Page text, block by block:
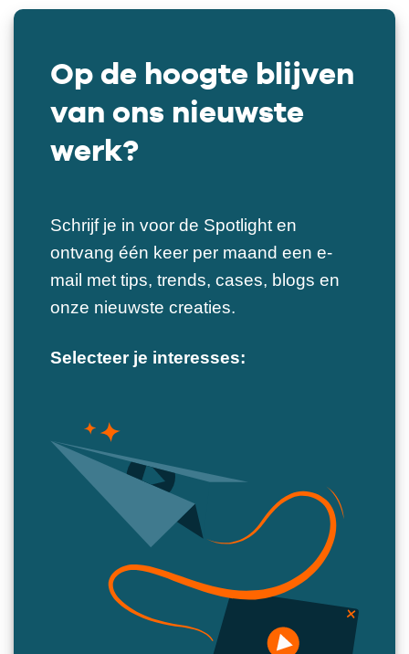
Op de hoogte blijven
van ons nieuwste
werk?
Schrijf je in voor de Spotlight en
ontvang één keer per maand een e-
mail met tips, trends, cases, blogs en
onze nieuwste creaties.
Selecteer je interesses: